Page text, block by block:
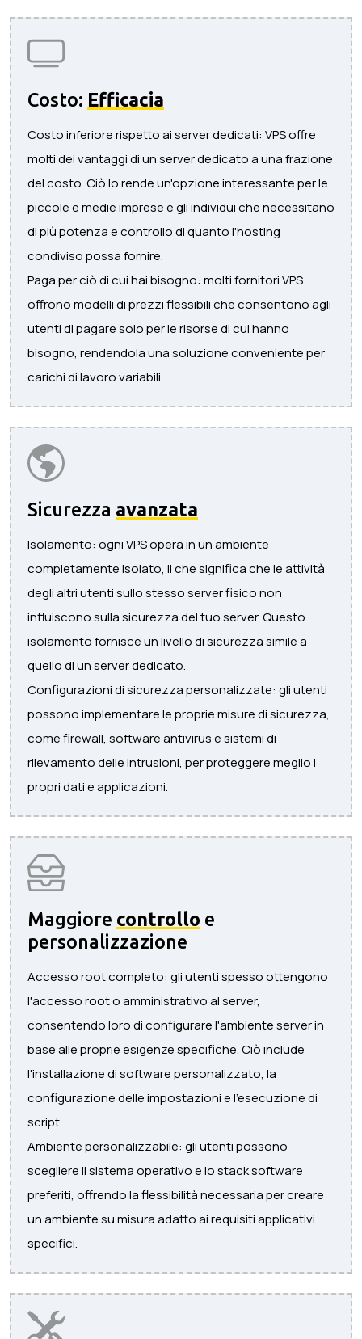
Costo: Efficacia
Costo inferiore rispetto ai server dedicati: VPS offre
molti dei vantaggi di un server dedicato a una frazione
del costo. Ciò lo rende un'opzione interessante per le
piccole e medie imprese e gli individui che necessitano
di più potenza e controllo di quanto l'hosting
condiviso possa fornire.
Paga per ciò di cui hai bisogno: molti fornitori VPS
offrono modelli di prezzi flessibili che consentono agli
utenti di pagare solo per le risorse di cui hanno
bisogno, rendendola una soluzione conveniente per
carichi di lavoro variabili.
Sicurezza avanzata
Isolamento: ogni VPS opera in un ambiente
completamente isolato, il che significa che le attività
degli altri utenti sullo stesso server fisico non
influiscono sulla sicurezza del tuo server. Questo
isolamento fornisce un livello di sicurezza simile a
quello di un server dedicato.
Configurazioni di sicurezza personalizzate: gli utenti
possono implementare le proprie misure di sicurezza,
come firewall, software antivirus e sistemi di
rilevamento delle intrusioni, per proteggere meglio i
propri dati e applicazioni.
Maggiore controllo e
personalizzazione
Accesso root completo: gli utenti spesso ottengono
l'accesso root o amministrativo al server,
consentendo loro di configurare l'ambiente server in
base alle proprie esigenze specifiche. Ciò include
l'installazione di software personalizzato, la
configurazione delle impostazioni e l'esecuzione di
script.
Ambiente personalizzabile: gli utenti possono
scegliere il sistema operativo e lo stack software
preferiti, offrendo la flessibilità necessaria per creare
un ambiente su misura adatto ai requisiti applicativi
specifici.